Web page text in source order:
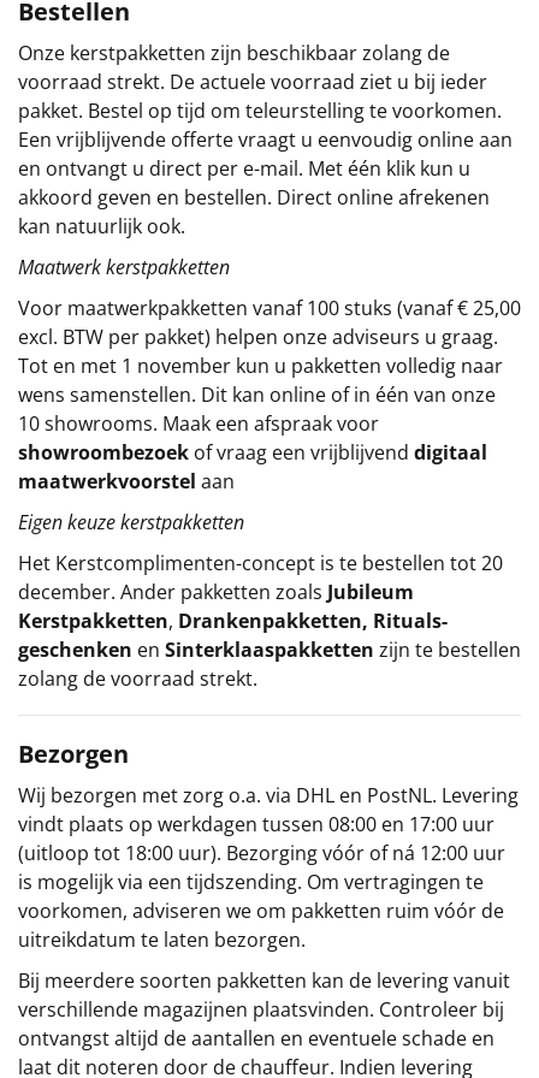
Sinterklaaspakketten
Particulier
Kerstgeschenken 2026
Relatiegeschenken
Cadeaubon
Per stuk
Alle overige
Cappuccino, 100 gr
Noodles, 65 gr, 2 st
Harlekijntjes zachte zoete drop, 100 gr
Snoephartjes, 40 gr
Knapperige wafel hazelnoot, 60 gr
Truffels, 50 gr
Toast, 100 gr
Lonka fudge vanille, 117 gr
Tomaten brood, 150 gr
Haribo dropstaaf, 18 gr, 2 st
Sneeuwballen, 60 gr
Suikerpinda's, 100 gr
Dubbelfris framboos & cranberry, 1,5 ltr
Venco muntendrop, 120 gr
Smikkelboxx
Bolletje knackebrod, 15 gr, 2 st
Douwe Egberts oploskoffie, 2 st
De Ruijter jam, 15 gr, 2 st
Mars, 18 gr, 2 st
Mentos drop, 37,5 gr, 2 st
Mallows, 17,5 gr, 2 st
Dubbele biscuit, 30 gr
Chips, Croky naturel, 100 gr
Kerstkaart
Voucher Fletcher hotel
Verpakt in een feestelijke kerstdoos
LET OP: Niet geschikt als postzending
Bestellen
Onze kerstpakketten zijn beschikbaar zolang de
voorraad strekt. De actuele voorraad ziet u bij ieder
pakket. Bestel op tijd om teleurstelling te voorkomen.
Een vrijblijvende offerte vraagt u eenvoudig online aan
en ontvangt u direct per e-mail. Met één klik kun u
akkoord geven en bestellen. Direct online afrekenen
kan natuurlijk ook.
Maatwerk kerstpakketten
Voor maatwerkpakketten vanaf 100 stuks (vanaf € 25,00
excl. BTW per pakket) helpen onze adviseurs u graag.
Tot en met 1 november kun u pakketten volledig naar
wens samenstellen. Dit kan online of in één van onze
10 showrooms. Maak een afspraak voor
showroombezoek of vraag een vrijblijvend digitaal
maatwerkvoorstel aan
Eigen keuze kerstpakketten
Het Kerstcomplimenten-concept is te bestellen tot 20
december. Ander pakketten zoals Jubileum
Kerstpakketten, Drankenpakketten, Rituals-
geschenken en Sinterklaaspakketten zijn te bestellen
zolang de voorraad strekt.
Bezorgen
Wij bezorgen met zorg o.a. via DHL en PostNL. Levering
vindt plaats op werkdagen tussen 08:00 en 17:00 uur
(uitloop tot 18:00 uur). Bezorging vóór of ná 12:00 uur
is mogelijk via een tijdszending. Om vertragingen te
voorkomen, adviseren we om pakketten ruim vóór de
uitreikdatum te laten bezorgen.
Bij meerdere soorten pakketten kan de levering vanuit
verschillende magazijnen plaatsvinden. Controleer bij
ontvangst altijd de aantallen en eventuele schade en
laat dit noteren door de chauffeur. Indien levering